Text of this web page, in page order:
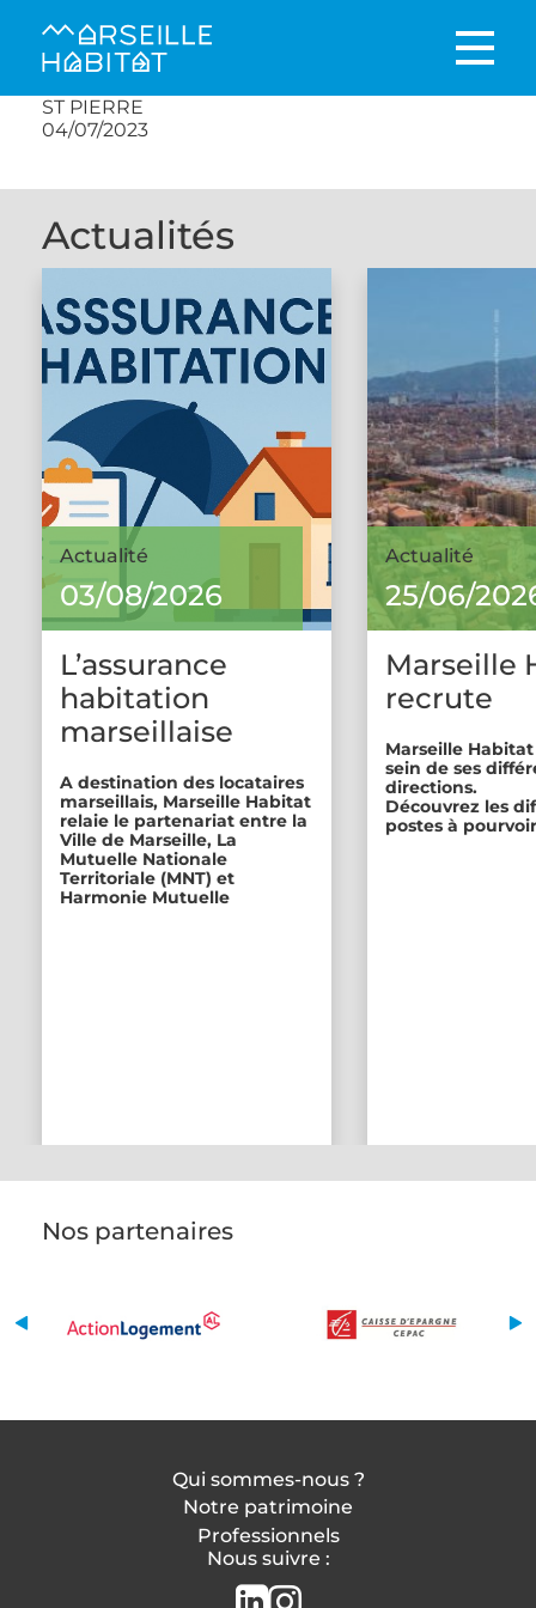
ST PIERRE
04/07/2023
Actualités
Actualité
03/08/2026
L’assurance
habitation
marseillaise
A destination des locataires
marseillais, Marseille Habitat
relaie le partenariat entre la
Ville de Marseille, La
Mutuelle Nationale
Territoriale (MNT) et
Harmonie Mutuelle
Actualité
25/06/
Marseille
recrute
Marseille
sein de ses
directions.
Découvrez les
postes à
Nos partenaires
Qui sommes-nous ?
Notre patrimoine
Professionnels
Nous suivre :